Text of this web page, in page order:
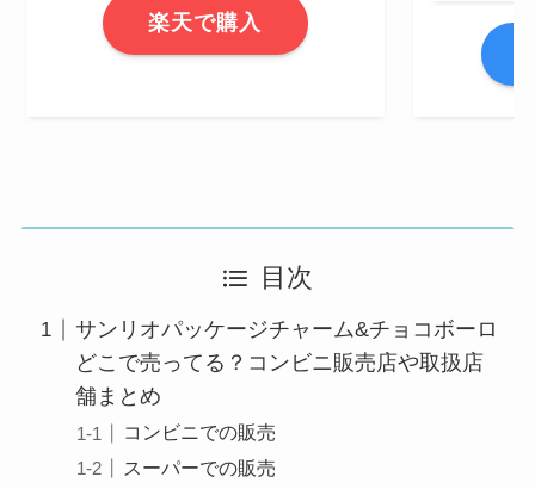
楽天で購入
目次
サンリオパッケージチャーム&チョコボーロ
どこで売ってる？コンビニ販売店や取扱店
舗まとめ
コンビニでの販売
スーパーでの販売